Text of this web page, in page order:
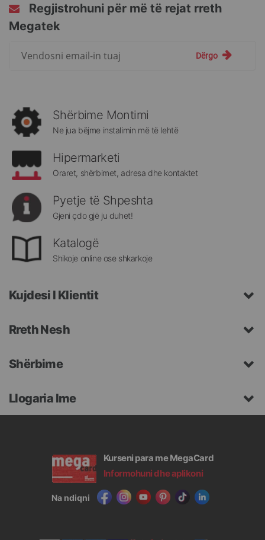
Regjistrohuni për më të rejat rreth
Megatek
rreth
Megatek:
Dërgo
Shërbime Montimi
Ne jua bëjme instalimin më të lehtë
Hipermarketi
Oraret, shërbimet, adresa dhe kontaktet
Pyetje të Shpeshta
Gjeni çdo gjë ju duhet!
Katalogë
Shikoje online ose shkarkoje
Kujdesi I Klientit
Rreth Nesh
Shërbime
Llogaria Ime
Kurseni para me MegaCard
Informohuni dhe aplikoni
Na ndiqni